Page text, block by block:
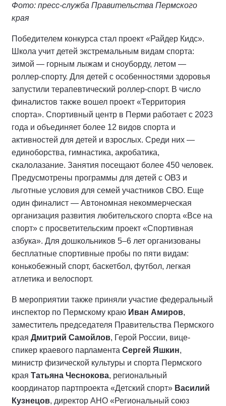
Фото: пресс-служба Правительства Пермского
края
Победителем конкурса стал проект «Райдер Кидс».
Школа учит детей экстремальным видам спорта:
зимой — горным лыжам и сноуборду, летом —
роллер-спорту. Для детей с особенностями здоровья
запустили терапевтический роллер-спорт. В число
финалистов также вошел проект «Территория
спорта». Спортивный центр в Перми работает с 2023
года и объединяет более 12 видов спорта и
активностей для детей и взрослых. Среди них —
единоборства, гимнастика, акробатика,
скалолазание. Занятия посещают более 450 человек.
Предусмотрены программы для детей с ОВЗ и
льготные условия для семей участников СВО. Еще
один финалист — Автономная некоммерческая
организация развития любительского спорта «Все на
спорт» с просветительским проект «Спортивная
азбука». Для дошкольников 5–6 лет организованы
бесплатные спортивные пробы по пяти видам:
конькобежный спорт, баскетбол, футбол, легкая
атлетика и велоспорт.
В мероприятии также приняли участие федеральный
инспектор по Пермскому краю Иван Амиров,
заместитель председателя Правительства Пермского
края Дмитрий Самойлов, Герой России, вице-
спикер краевого парламента Сергей Яшкин,
министр физической культуры и спорта Пермского
края Татьяна Чеснокова, региональный
координатор партпроекта «Детский спорт» Василий
Кузнецов, директор АНО «Региональный союз